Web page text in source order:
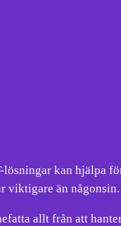
kan hjälpa
viktigare än någonsin.
allt från att